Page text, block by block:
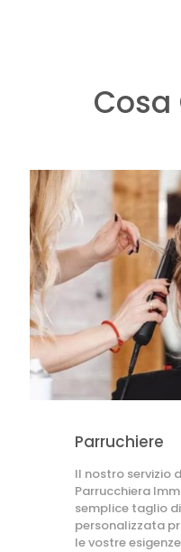
Parruchiere
Il nostro servizio
Parrucchiera
semplice taglio di
personalizzata
le vostre